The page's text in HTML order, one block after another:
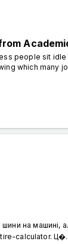
people sit idle
which many
шини на
tire-calculator.